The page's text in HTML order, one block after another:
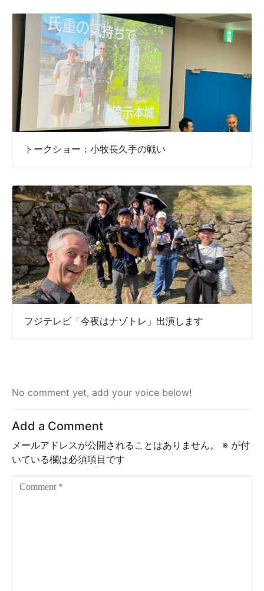
トークショー：小牧長久手の戦い
フジテレビ「今夜はナゾトレ」出演します
No comment yet, add your voice below!
Add a Comment
メールアドレスが公開されることはありません。 ※ が付
いている欄は必須項目です